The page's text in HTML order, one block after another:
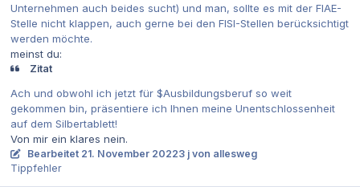
Unternehmen auch beides sucht) und man, sollte es mit der FIAE-
Stelle nicht klappen, auch gerne bei den FISI-Stellen berücksichtigt
werden möchte.
meinst du:
Zitat
Ach und obwohl ich jetzt für $Ausbildungsberuf so weit
gekommen bin, präsentiere ich Ihnen meine Unentschlossenheit
auf dem Silbertablett!
Von mir ein klares nein.
Bearbeitet 21. November 20223 j von allesweg
Tippfehler